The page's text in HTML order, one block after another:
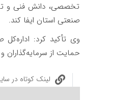
تخصصی، دانش فنی و
صنعتی استان ایفا کند.
وی تأکید کرد:
حمایت از
لینک کوتاه در